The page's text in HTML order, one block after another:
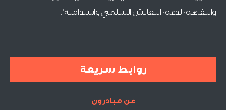
والتفاهم لدعم التعايش السلمي واستدامته".
روابط سريعة
عن مبادرون